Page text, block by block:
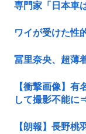
専門家「日本車
ワイが受けた性
冨里奈央、超薄
【衝撃画像】
して撮影不能に
【朗報】長野桃